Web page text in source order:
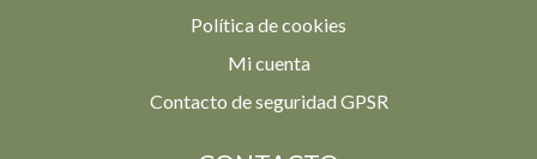
Política de cookies
Mi cuenta
Contacto de seguridad GPSR